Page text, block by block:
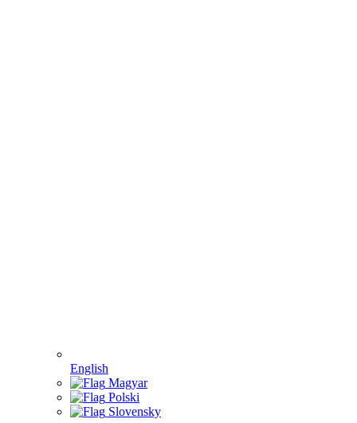
English
Magyar
Polski
Slovensky